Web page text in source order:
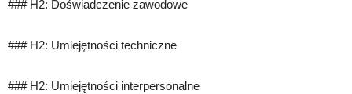
### H2: Doświadczenie zawodowe
### H2: Umiejętności techniczne
### H2: Umiejętności interpersonalne